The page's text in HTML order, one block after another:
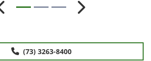
Anterior Próximo
(73) 3263-8400